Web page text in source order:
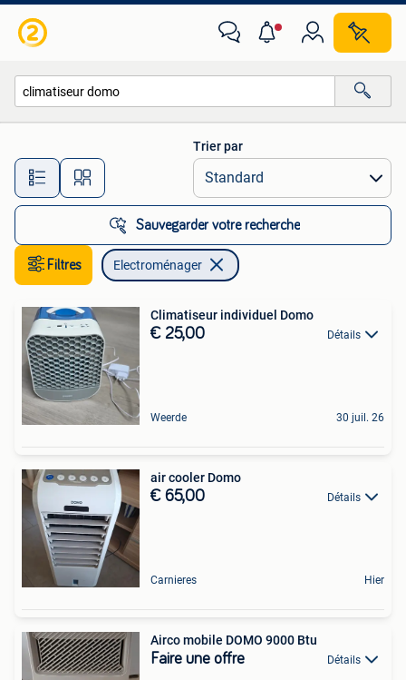
Toutes les distances…
Trier par
Sauvegarder votre recherche
Filtres Electroménager
Climatiseur individuel Domo
€ 25,00 Détails
Weerde 30 juil. 26
air cooler Domo
€ 65,00 Détails
Carnieres Hier
Airco mobile DOMO 9000 Btu
Faire une offre Détails